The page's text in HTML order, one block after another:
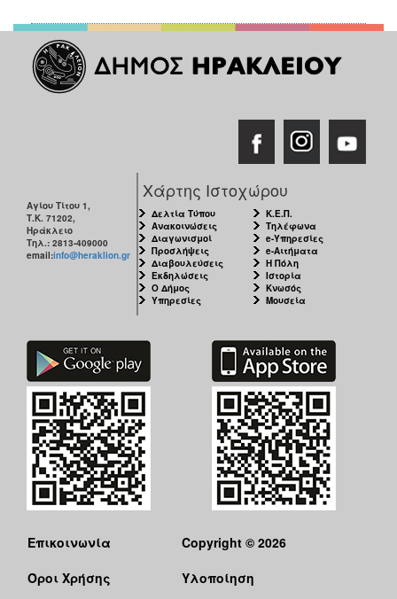
Αγίου Τίτου 1,
Τ.Κ. 71202,
Ηράκλειο
Τηλ.: 2813-409000
email:info@heraklion.gr
Χάρτης Ιστοχώρου
Δελτία Τύπου
Ανακοινώσεις
Διαγωνισμοί
Προσλήψεις
Διαβουλεύσεις
Εκδηλώσεις
Ο Δήμος
Υπηρεσίες
Κ.Ε.Π.
Τηλέφωνα
e-Υπηρεσίες
e-Αιτήματα
Η Πόλη
Ιστορία
Κνωσός
Μουσεία
Επικοινωνία
Όροι Χρήσης
Copyright © 2026
Υλοποίηση